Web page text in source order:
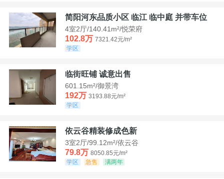
简阳河东品质小区 临江 临中庭 并带车位
4室2厅/140.41m²/悦荣府
102.8万 7321.42元/m²
学区
临街旺铺 诚意出售
601.15m²/御景湾
192万 3193.88元/m²
学区
依云谷精装修成色新
3室2厅/99.12m²/依云谷
79.8万 8050.85元/m²
学区
急售 满两年